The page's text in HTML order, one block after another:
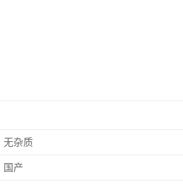
无杂质
国产